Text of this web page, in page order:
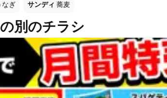
なぎ サンディ 蕎麦
別のチラシ